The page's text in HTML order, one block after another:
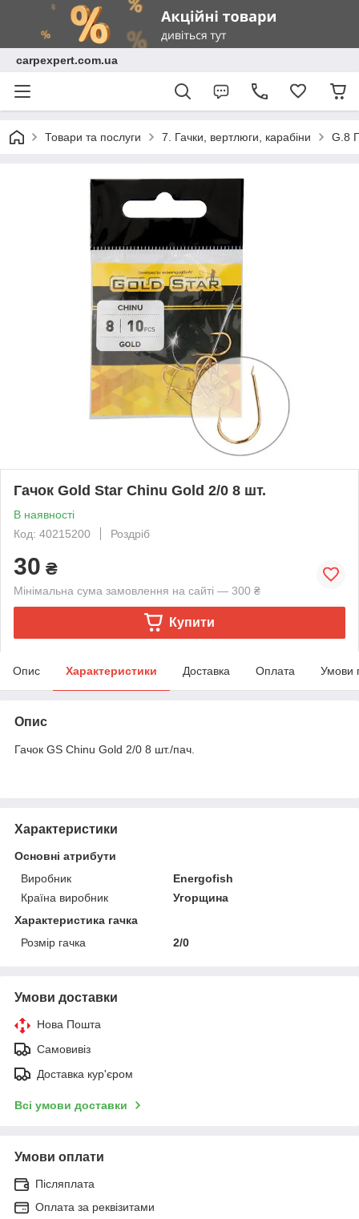
carpexpert.com.ua
Товари та послуги 7. Гачки, вертлюги, карабіни G.8
Гачок Gold Star Chinu Gold 2/0 8 шт.
В наявності
Код: 40215200
Роздріб
30 ₴
Мінімальна сума замовлення на сайті — 300 ₴
Купити
Опис Характеристики Доставка Оплата Умови
Опис
Гачок GS Chinu Gold 2/0 8 шт./пач.
Характеристики
Основні атрибути
Виробник
Energofish
Країна виробник
Угорщина
Характеристика гачка
Розмір гачка
2/0
Умови доставки
Нова Пошта
Самовивіз
Доставка кур'єром
Всі умови доставки
Умови оплати
Післяплата
Оплата за реквізитами